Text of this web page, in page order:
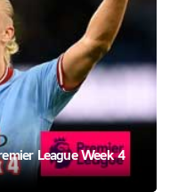
League Week 4